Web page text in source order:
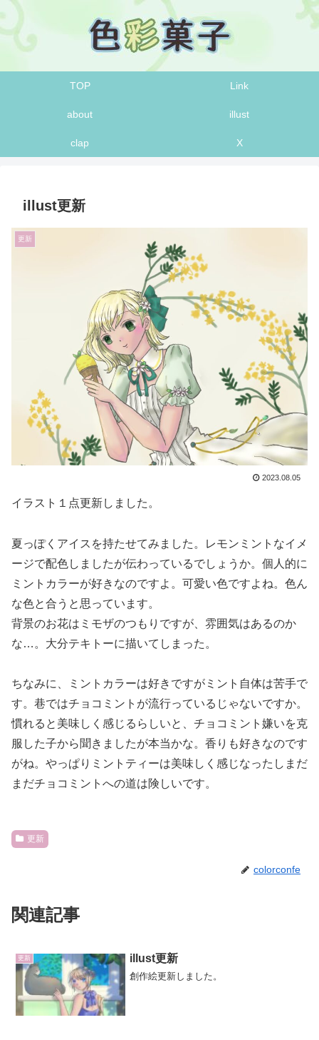
TOP Link
about illust
clap X
illust更新
更新
2023.08.05
イラスト１点更新しました。
夏っぽくアイスを持たせてみました。レモンミントなイメ
ージで配色しましたが伝わっているでしょうか。個人的に
ミントカラーが好きなのですよ。可愛い色ですよね。色ん
な色と合うと思っています。
背景のお花はミモザのつもりですが、雰囲気はあるのか
な…。大分テキトーに描いてしまった。
ちなみに、ミントカラーは好きですがミント自体は苦手で
す。巷ではチョコミントが流行っているじゃないですか。
慣れると美味しく感じるらしいと、チョコミント嫌いを克
服した子から聞きましたが本当かな。香りも好きなのです
がね。やっぱりミントティーは美味しく感じなったしまだ
まだチョコミントへの道は険しいです。
更新
colorconfe
関連記事
更新 illust更新
創作絵更新しました。